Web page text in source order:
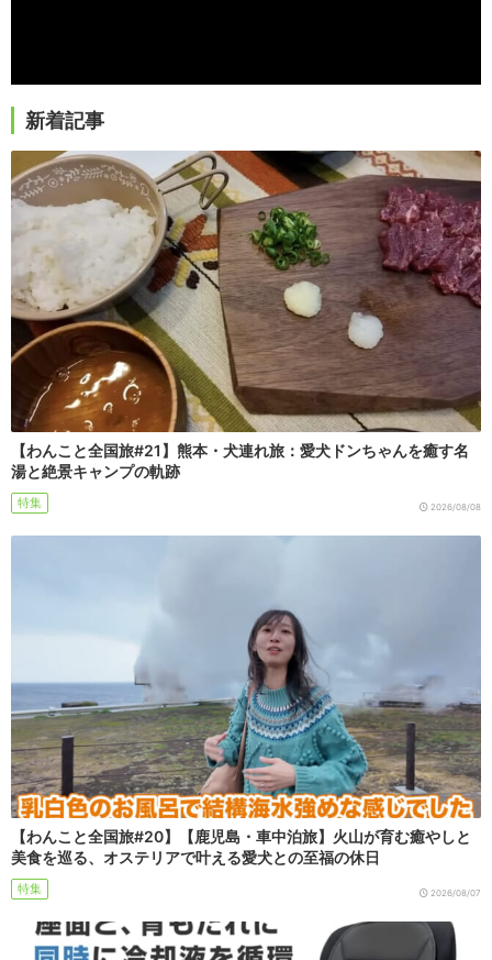
新着記事
【わんこと全国旅#21】熊本・犬連れ旅：愛犬ドンちゃんを癒す名
湯と絶景キャンプの軌跡
特集 2026/08/08
【わんこと全国旅#20】【鹿児島・車中泊旅】火山が育む癒やしと
美食を巡る、オステリアで叶える愛犬との至福の休日
特集 2026/08/07